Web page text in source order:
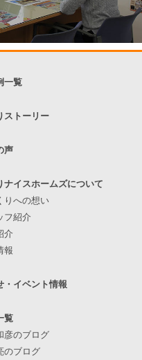
一覧
ストーリー
声
ナイスホームズについて
りへの想い
フ紹介
介
報
・イベント情報
覧
彦のブログ
のブログ